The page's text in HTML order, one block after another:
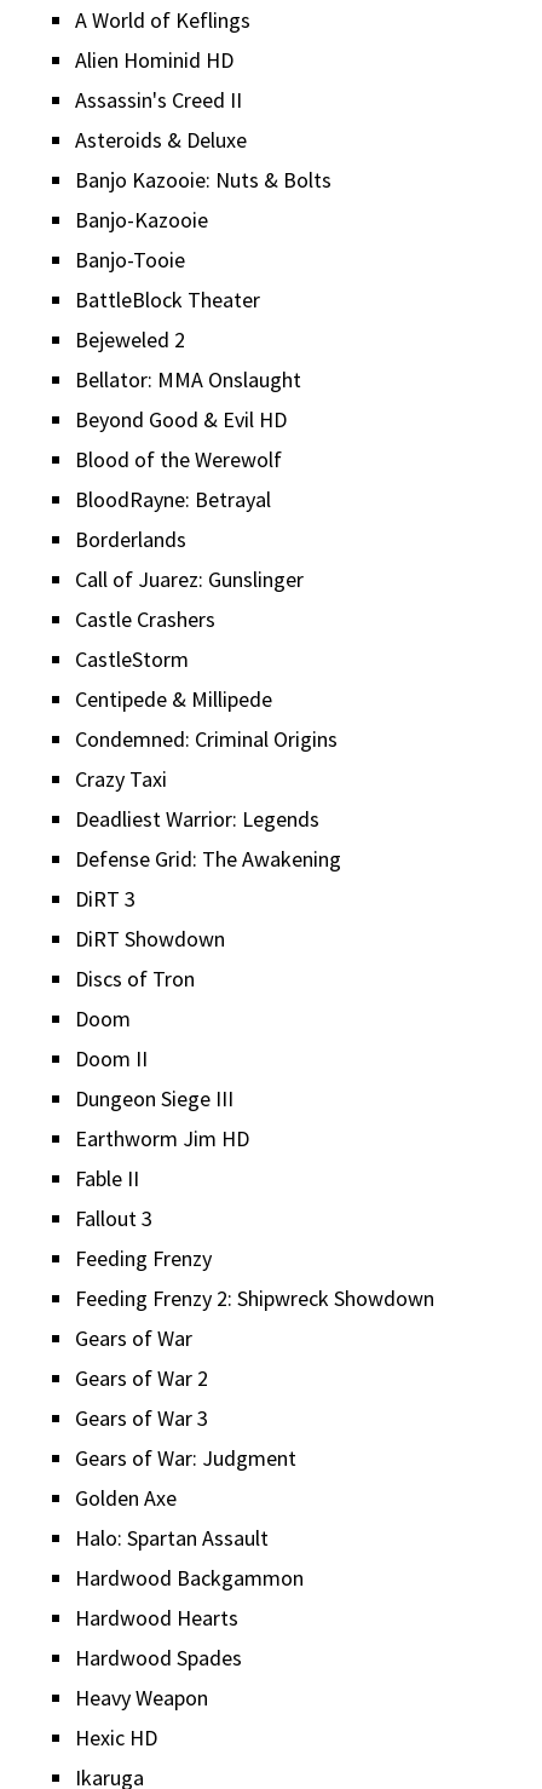
A World of Keflings
Alien Hominid HD
Assassin's Creed II
Asteroids & Deluxe
Banjo Kazooie: Nuts & Bolts
Banjo-Kazooie
Banjo-Tooie
BattleBlock Theater
Bejeweled 2
Bellator: MMA Onslaught
Beyond Good & Evil HD
Blood of the Werewolf
BloodRayne: Betrayal
Borderlands
Call of Juarez: Gunslinger
Castle Crashers
CastleStorm
Centipede & Millipede
Condemned: Criminal Origins
Crazy Taxi
Deadliest Warrior: Legends
Defense Grid: The Awakening
DiRT 3
DiRT Showdown
Discs of Tron
Doom
Doom II
Dungeon Siege III
Earthworm Jim HD
Fable II
Fallout 3
Feeding Frenzy
Feeding Frenzy 2: Shipwreck Showdown
Gears of War
Gears of War 2
Gears of War 3
Gears of War: Judgment
Golden Axe
Halo: Spartan Assault
Hardwood Backgammon
Hardwood Hearts
Hardwood Spades
Heavy Weapon
Hexic HD
Ikaruga